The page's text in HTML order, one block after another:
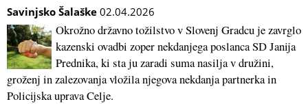
Savinjsko Šalaške 02.04.2026
Okrožno državno tožilstvo v Slovenj Gradcu je zavrglo
kazenski ovadbi zoper nekdanjega poslanca SD Janija
Prednika, ki sta ju zaradi suma nasilja v družini,
groženj in zalezovanja vložila njegova nekdanja partnerka in
Policijska uprava Celje.